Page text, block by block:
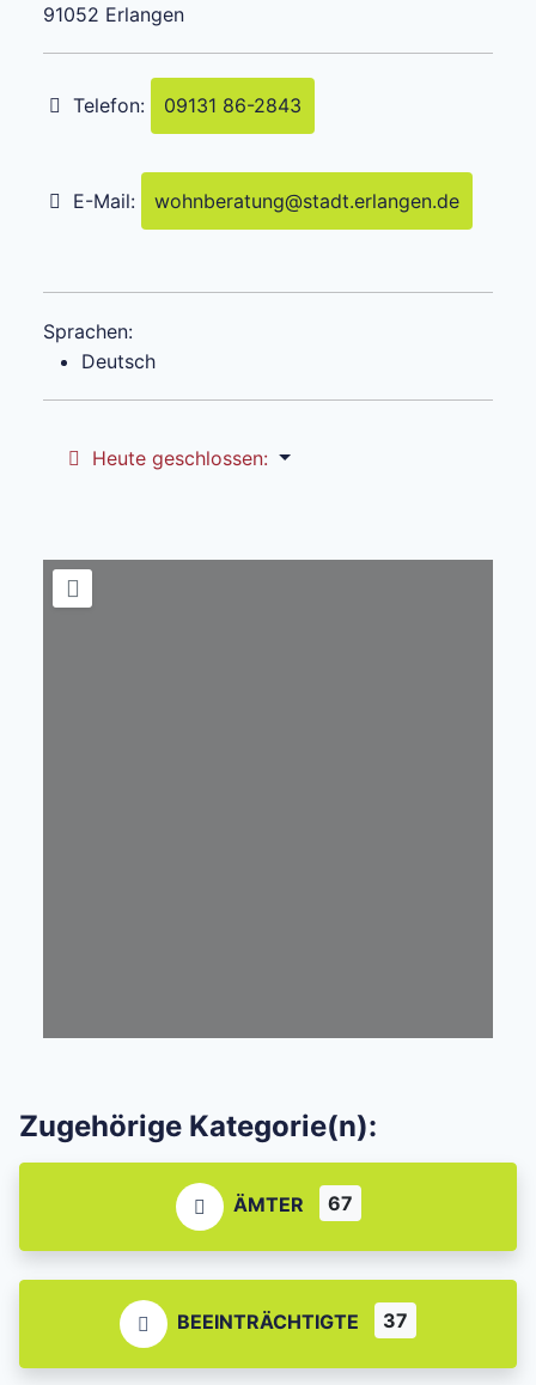
91052 Erlangen
Telefon: 09131 86-2843
E-Mail: wohnberatung@stadt.erlangen.de
Sprachen:
Deutsch
Heute geschlossen:
Zugehörige Kategorie(n):
ÄMTER 67
BEEINTRÄCHTIGTE 37